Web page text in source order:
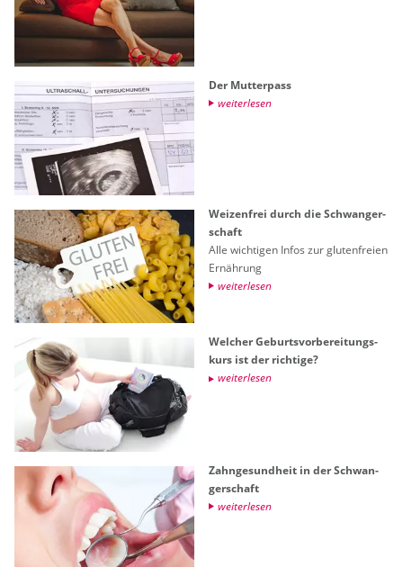
Der Mut­ter­pass
wei­ter­le­sen
Wei­zen­frei durch die Schwan­ger­
schaft
Alle wich­ti­gen Infos zur glu­ten­frei­en
Er­näh­rung
wei­ter­le­sen
Wel­cher Ge­burts­vor­be­rei­tungs­
kurs ist der rich­ti­ge?
wei­ter­le­sen
Zahn­ge­sund­heit in der Schwan­
ger­schaft
wei­ter­le­sen